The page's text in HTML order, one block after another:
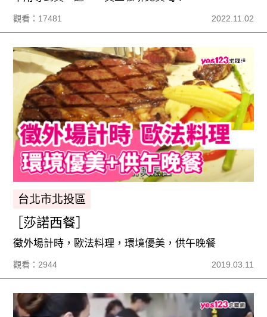
觀看：17481 2022.11.02
台北市北投區
［莎諾西餐］
徵外場計時，歐法料理，環境優美，供午晚餐
觀看：2944 2019.03.11